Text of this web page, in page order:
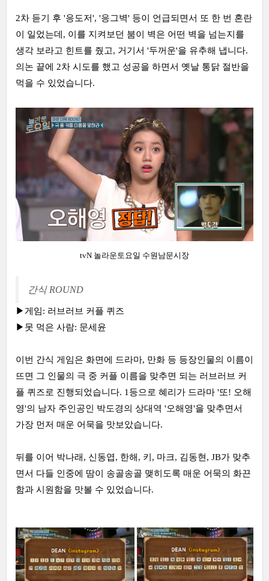
2차 듣기 후 '응도저', '응그벽' 등이 언급되면서 또 한 번 혼란
이 일었는데, 이를 지켜보던 붐이 벽은 어떤 벽을 넘는지를
생각 보라고 힌트를 줬고, 거기서 '두꺼운'을 유추해 냅니다.
의논 끝에 2차 시도를 했고 성공을 하면서 옛날 통닭 절반을
먹을 수 있었습니다.
tvN 놀라운토요일 수원남문시장
간식 ROUND
▶게임: 러브러브 커플 퀴즈
▶못 먹은 사람: 문세윤
이번 간식 게임은 화면에 드라마, 만화 등 등장인물의 이름이
뜨면 그 인물의 극 중 커플 이름을 맞추면 되는 러브러브 커
플 퀴즈로 진행되었습니다. 1등으로 혜리가 드라마 '또! 오해
영'의 남자 주인공인 박도경의 상대역 '오해영'을 맞추면서
가장 먼저 매운 어묵을 맛보았습니다.
뒤를 이어 박나래, 신동엽, 한해, 키, 마크, 김동현, JB가 맞추
면서 다들 인중에 땀이 송골송골 맺히도록 매운 어묵의 화끈
함과 시원함을 맛볼 수 있었습니다.